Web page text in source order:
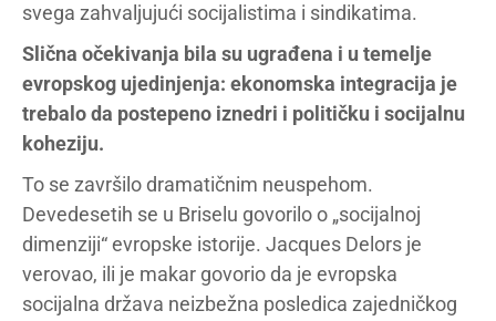
svega zahvaljujući socijalistima i sindikatima.
Slična očekivanja bila su ugrađena i u temelje
evropskog ujedinjenja: ekonomska integracija je
trebalo da postepeno iznedri i političku i socijalnu
koheziju.
To se završilo dramatičnim neuspehom.
Devedesetih se u Briselu govorilo o „socijalnoj
dimenziji“ evropske istorije. Jacques Delors je
verovao, ili je makar govorio da je evropska
socijalna država neizbežna posledica zajedničkog